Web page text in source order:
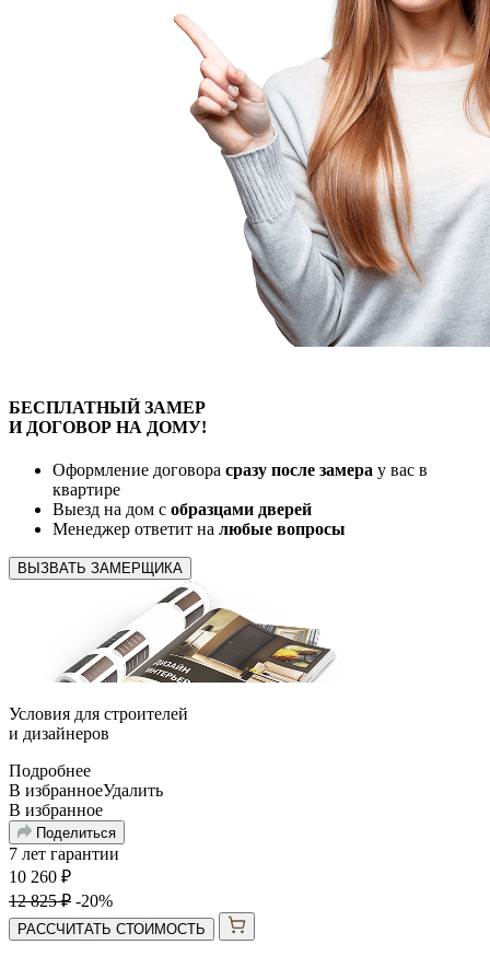
БЕСПЛАТНЫЙЗАМЕР
И ДОГОВОР НА ДОМУ!
Оформление договора сразу после замера у вас в
квартире
Выезд на дом с образцами дверей
Менеджер ответит на любые вопросы
ВЫЗВАТЬ ЗАМЕРЩИКА
Условия для строителей
и дизайнеров
Подробнее
В избранноеУдалить
В избранное
Поделиться
7 лет гарантии
10 260 ₽
12 825₽ -20%
РАССЧИТАТЬ СТОИМОСТЬ